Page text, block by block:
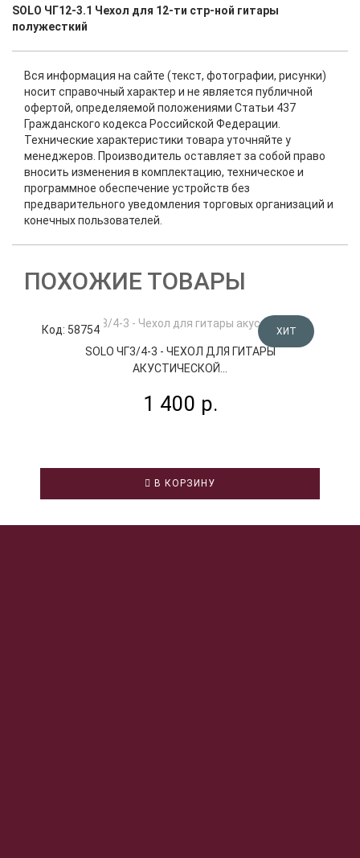
SOLO ЧГ12-3.1 Чехол для 12-ти стр-ной гитары
полужесткий
Вся информация на сайте (текст, фотографии, рисунки)
носит справочный характер и не является публичной
офертой, определяемой положениями Статьи 437
Гражданского кодекса Российской Федерации.
Технические характеристики товара уточняйте у
менеджеров. Производитель оставляет за собой право
вносить изменения в комплектацию, техническое и
программное обеспечение устройств без
предварительного уведомления торговых организаций и
конечных пользователей.
ПОХОЖИЕ ТОВАРЫ
Код: 58754 ХИТ
SOLO ЧГ3/4-3 - ЧЕХОЛ ДЛЯ ГИТАРЫ
АКУСТИЧЕСКОЙ...
1 400 р.
В КОРЗИНУ